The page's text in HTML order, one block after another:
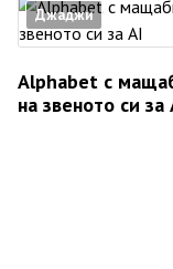
Джаджи
Alphabet с
на звеното си за